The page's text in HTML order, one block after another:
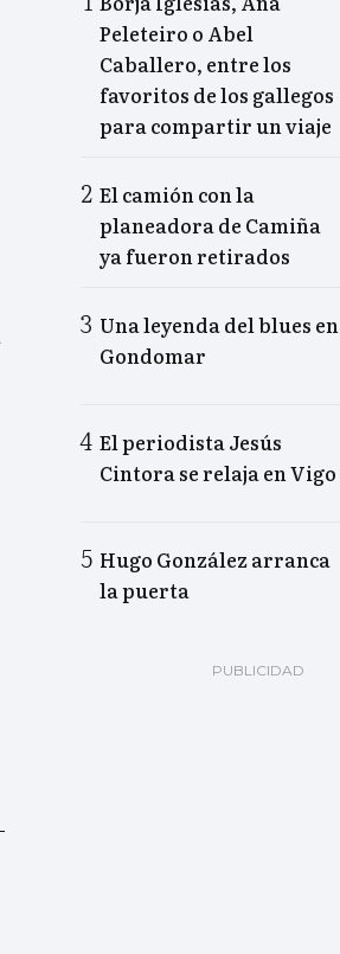
Peleteiro o Abel
Caballero, entre los
favoritos de los gallegos
para compartir un viaje
El camión con la
planeadora de Camiña
ya fueron retirados
Una leyenda del blues en
Gondomar
El periodista Jesús
Cintora se relaja en Vigo
Hugo González arranca
la puerta